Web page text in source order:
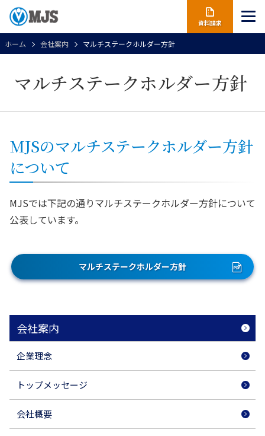
資料請求
ホーム 会社案内 マルチステークホルダー方針
マルチステークホルダー方針
MJSのマルチステークホルダー方針
について
MJSでは下記の通りマルチステークホルダー方針について
公表しています。
マルチステークホルダー方針
会社案内
企業理念
トップメッセージ
会社概要